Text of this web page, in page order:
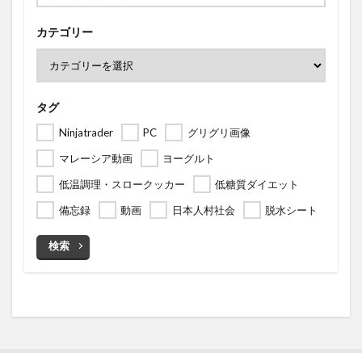
カテゴリー
タグ
Ninjatrader PC
グリグリ画像
マレーシア動画
ヨーグルト
低温調理・スロークッカー
低糖質ダイエット
備忘録
動画 日本人村社会 脱水シート
検索